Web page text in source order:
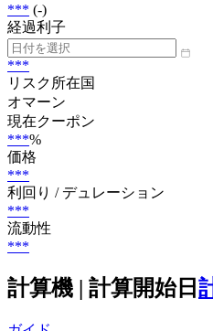
*** (-)
経過利子
***
リスク所在国
オマーン
現在クーポン
***%
価格
***
利回り / デュレーション
***
流動性
***
計算機 | 計算開始日